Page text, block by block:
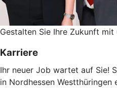
Gestalten Sie Ihre Zukunft mit
Karriere
Ihr neuer Job wartet auf Sie!
in Nordhessen Westthüringen